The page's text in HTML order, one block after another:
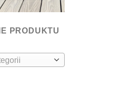
PRODUKTU